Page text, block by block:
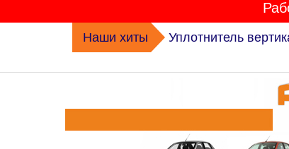
Наши хиты Комплект ГРМ